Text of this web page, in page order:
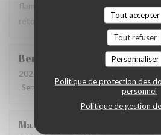
Tout accepter
Tout refuser
Personnaliser
Politique de protection des
personnel
Politique de gestion
flamiche au maroilles, etc) et le
retourner lors d'un prochaine passage
Benjamin
2026-07-19
Service
5/5 Ambiance:5/5 Cuisine:5
Martine